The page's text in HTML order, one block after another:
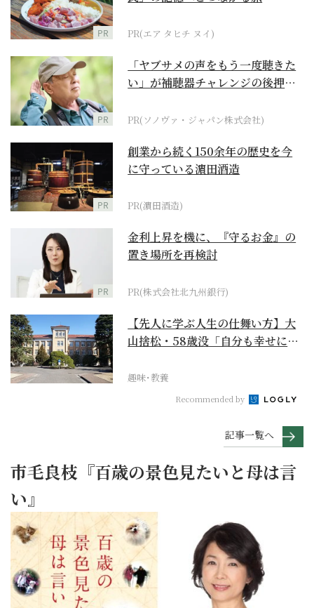
PR PR(エア タヒチ ヌイ)
PR
「ヤブサメの声をもう一度聴きた
い」が補聴器チャレンジの後押し
PR(ソノヴァ・ジャパン株式会社)
PR
創業から続く150余年の歴史を今
に守っている濵田酒造
PR(濵田酒造)
PR
金利上昇を機に、『守るお金』の
置き場所を再検討
PR(株式会社北九州銀行)
【先人に学ぶ人生の仕舞い方】大
山捨松・58歳没「自分も幸せにな
趣味･教養
Recommended by
記事一覧へ
市毛良枝『百歳の景色見たいと母は言
い』